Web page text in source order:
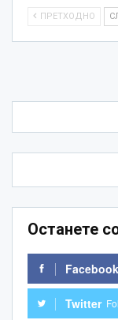
ПРЕТХОДНО
Останете
Facebook
Twitter